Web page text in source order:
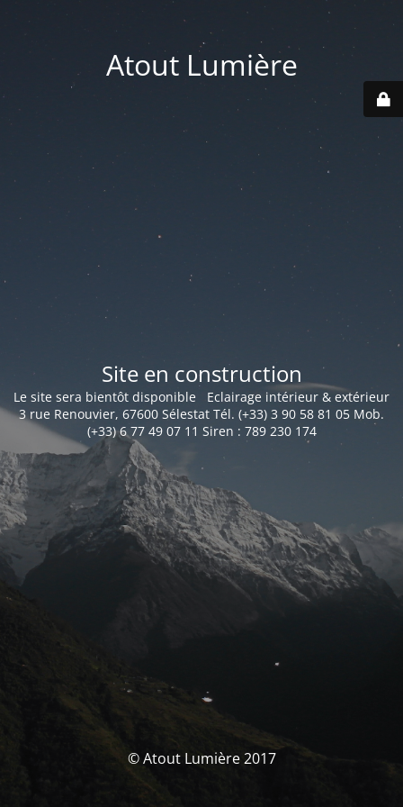
Atout Lumière
Site en construction
Le site sera bientôt disponible Eclairage intérieur & extérieur
3 rue Renouvier, 67600 Sélestat Tél. (+33) 3 90 58 81 05 Mob.
(+33) 6 77 49 07 11 Siren : 789 230 174
© Atout Lumière 2017